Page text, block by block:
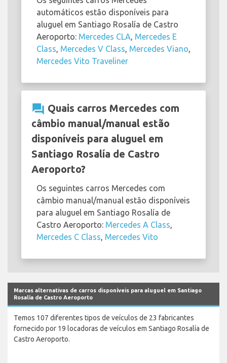
automáticos estão disponíveis para
aluguel em Santiago Rosalía de Castro
Aeroporto: Mercedes CLA, Mercedes E
Class, Mercedes V Class, Mercedes Viano,
Mercedes Vito Traveliner
question_answer Quais carros Mercedes com
câmbio manual/manual estão
disponíveis para aluguel em
Santiago Rosalía de Castro
Aeroporto?
Os seguintes carros Mercedes com
câmbio manual/manual estão disponíveis
para aluguel em Santiago Rosalía de
Castro Aeroporto: Mercedes A Class,
Mercedes C Class, Mercedes Vito
Marcas alternativas de carros disponíveis para aluguel em Santiago
Rosalía de Castro Aeroporto
Temos 107 diferentes tipos de veículos de 23 fabricantes
fornecido por 19 locadoras de veículos em Santiago Rosalía de
Castro Aeroporto.